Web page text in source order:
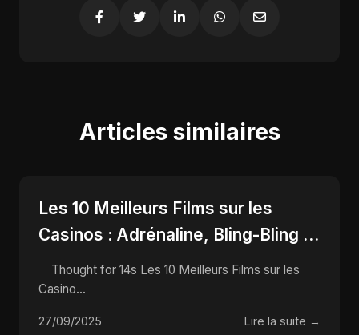
Articles similaires
Les 10 Meilleurs Films sur les
Casinos : Adrénaline, Bling-Bling et
Tours de Carte qui Font Rêver !
Casino...
27/09/2025 Lire la suite →